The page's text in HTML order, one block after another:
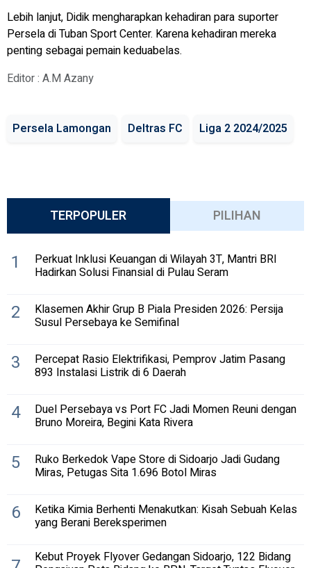
Lebih lanjut, Didik mengharapkan kehadiran para suporter
Persela di Tuban Sport Center. Karena kehadiran mereka
penting sebagai pemain keduabelas.
Editor : A.M Azany
Persela Lamongan Deltras FC Liga 2 2024/2025
TERPOPULER PILIHAN
1 Perkuat Inklusi Keuangan di Wilayah 3T, Mantri BRI
Hadirkan Solusi Finansial di Pulau Seram
2 Klasemen Akhir Grup B Piala Presiden 2026: Persija
Susul Persebaya ke Semifinal
3 Percepat Rasio Elektrifikasi, Pemprov Jatim Pasang
893 Instalasi Listrik di 6 Daerah
4 Duel Persebaya vs Port FC Jadi Momen Reuni dengan
Bruno Moreira, Begini Kata Rivera
5 Ruko Berkedok Vape Store di Sidoarjo Jadi Gudang
Miras, Petugas Sita 1.696 Botol Miras
6 Ketika Kimia Berhenti Menakutkan: Kisah Sebuah Kelas
yang Berani Bereksperimen
Kebut Proyek Flyover Gedangan Sidoarjo, 122 Bidang